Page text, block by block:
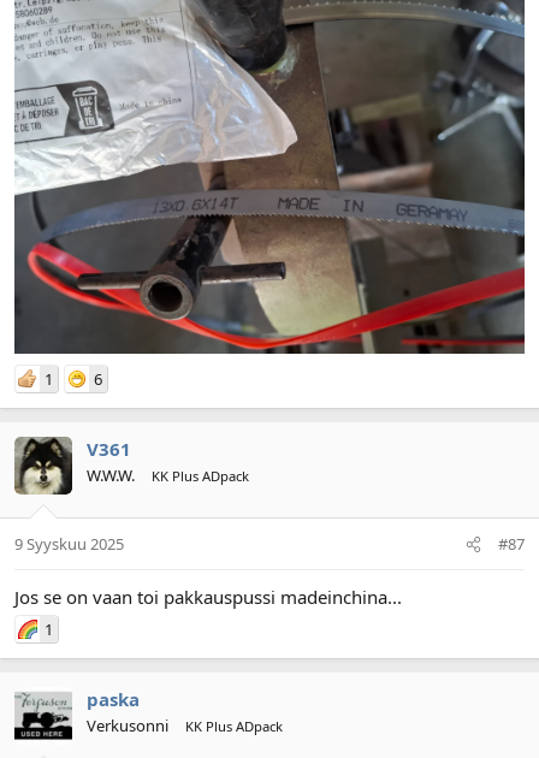
1 6
V361
W.W.W. KK Plus ADpack
9 Syyskuu 2025 #87
Jos se on vaan toi pakkauspussi madeinchina...
1
paska
Verkusonni KK Plus ADpack